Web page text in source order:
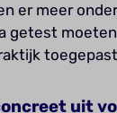
er meer
getest
uit